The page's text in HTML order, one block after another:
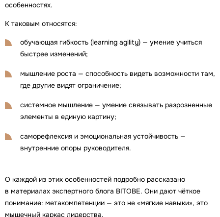
особенностях.
К таковым относятся:
обучающая гибкость (learning agility) — умение учиться
быстрее изменений;
мышление роста — способность видеть возможности там,
где другие видят ограничение;
системное мышление — умение связывать разрозненные
элементы в единую картину;
саморефлексия и эмоциональная устойчивость —
внутренние опоры руководителя.
О каждой из этих особенностей подробно рассказано
в материалах экспертного блога BITOBE. Они дают чёткое
понимание: метакомпетенции — это не «мягкие навыки», это
мышечный каркас лидерства.